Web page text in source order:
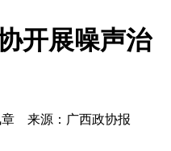
开展噪声治
章 来源：广西政协报